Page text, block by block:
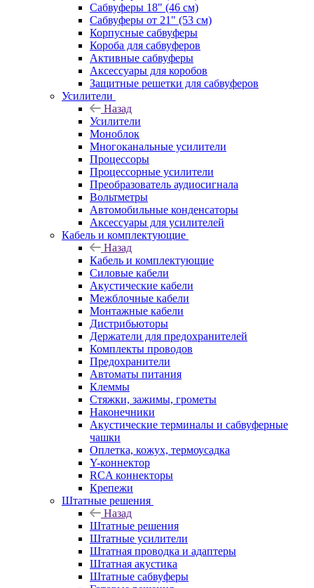
Сабвуферы 18" (46 см)
Сабвуферы от 21" (53 см)
Корпусные сабвуферы
Короба для сабвуферов
Активные сабвуферы
Аксессуары для коробов
Защитные решетки для сабвуферов
Усилители
Назад
Усилители
Моноблок
Многоканальные усилители
Процессоры
Процессорные усилители
Преобразователь аудиосигнала
Вольтметры
Автомобильные конденсаторы
Аксессуары для усилителей
Кабель и комплектующие
Назад
Кабель и комплектующие
Силовые кабели
Акустические кабели
Межблочные кабели
Монтажные кабели
Дистрибьюторы
Держатели для предохранителей
Комплекты проводов
Предохранители
Автоматы питания
Клеммы
Стяжки, зажимы, грометы
Наконечники
Акустические терминалы и сабвуферные
чашки
Оплетка, кожух, термоусадка
Y-коннектор
RCA коннекторы
Крепежи
Штатные решения
Назад
Штатные решения
Штатные усилители
Штатная проводка и адаптеры
Штатная акустика
Штатные сабвуферы